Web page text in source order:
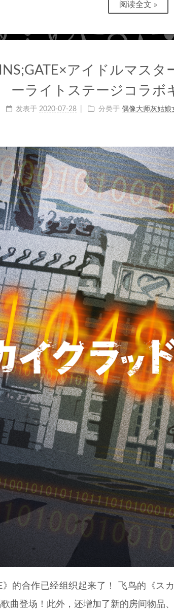
阅读全文 »
アイドルマス
ーライトステージコラボ
发表于 2020-07-28 分类于 偶像大师灰姑娘
》的合作已经组织起来了！ 飞鸟的《ス
曲登场！此外，还增加了新的房间物品